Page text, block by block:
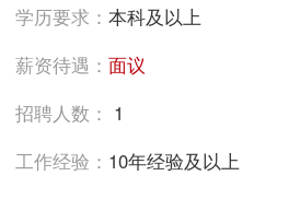
学历要求：本科及以上
薪资待遇：面议
招聘人数： 1
工作经验： 10年经验及以上